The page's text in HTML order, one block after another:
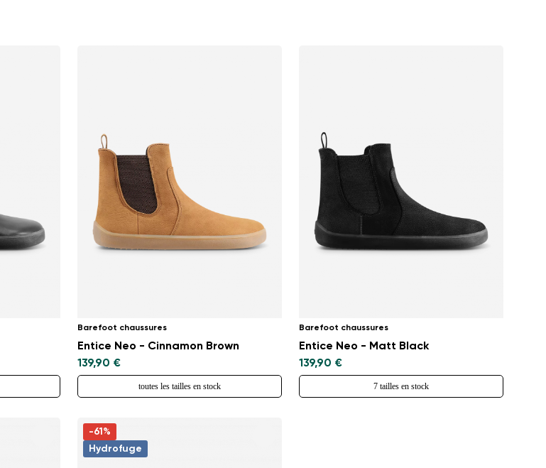
Barefoot chaussures
Entice Neo - Cinnamon Brown
139,90 €
toutes les tailles en stock
Barefoot chaussures
Entice Neo - Matt Black
139,90 €
7 tailles en stock
-61%
Hydrofuge